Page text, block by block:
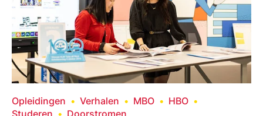
Opleidingen Verhalen MBO
HBO